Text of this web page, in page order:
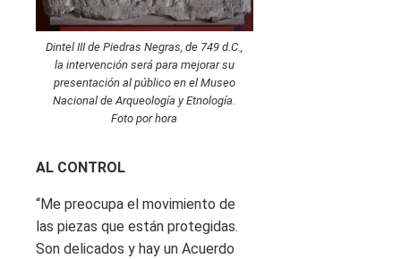
Dintel III de Piedras Negras, de 749 d.C.,
la intervención será para mejorar su
presentación al público en el Museo
Nacional de Arqueología y Etnología.
Foto por hora
AL CONTROL
“Me preocupa el movimiento de
las piezas que están protegidas.
Son delicados y hay un Acuerdo